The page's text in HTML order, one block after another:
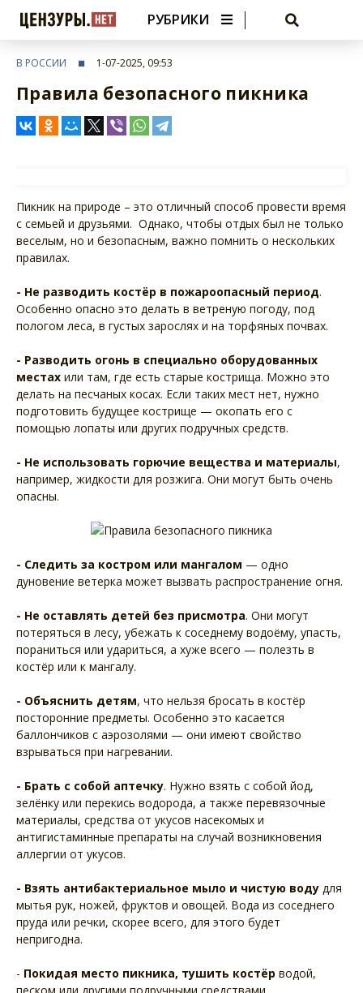
РУБРИКИ
В РОССИИ 1-07-2025, 09:53
Правила безопасного пикника
Пикник на природе – это отличный способ провести время
с семьей и друзьями. Однако, чтобы отдых был не только
веселым, но и безопасным, важно помнить о нескольких
правилах.
- Не разводить костёр в пожароопасный период.
Особенно опасно это делать в ветреную погоду, под
пологом леса, в густых зарослях и на торфяных почвах.
- Разводить огонь в специально оборудованных
местах или там, где есть старые кострища. Можно это
делать на песчаных косах. Если таких мест нет, нужно
подготовить будущее кострище — окопать его с
помощью лопаты или других подручных средств.
- Не использовать горючие вещества и материалы,
например, жидкости для розжига. Они могут быть очень
опасны.
- Следить за костром или мангалом — одно
дуновение ветерка может вызвать распространение огня.
- Не оставлять детей без присмотра. Они могут
потеряться в лесу, убежать к соседнему водоёму, упасть,
пораниться или удариться, а хуже всего — полезть в
костёр или к мангалу.
- Объяснить детям, что нельзя бросать в костёр
посторонние предметы. Особенно это касается
баллончиков с аэрозолями — они имеют свойство
взрываться при нагревании.
- Брать с собой аптечку. Нужно взять с собой йод,
зелёнку или перекись водорода, а также перевязочные
материалы, средства от укусов насекомых и
антигистаминные препараты на случай возникновения
аллергии от укусов.
- Взять антибактериальное мыло и чистую воду для
мытья рук, ножей, фруктов и овощей. Вода из соседнего
пруда или речки, скорее всего, для этого будет
непригодна.
- Покидая место пикника, тушить костёр водой,